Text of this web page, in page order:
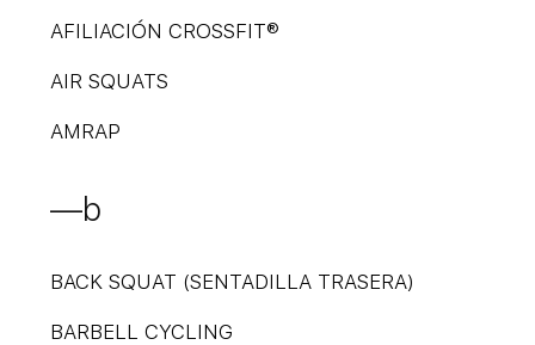
AFILIACIÓN CROSSFIT®
AIR SQUATS
AMRAP
—b
BACK SQUAT (SENTADILLA TRASERA)
BARBELL CYCLING